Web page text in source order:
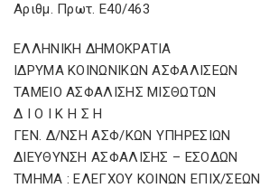
Αριθμ. Πρωτ. Ε40/463
ΕΛΛΗΝΙΚΗ ΔΗΜΟΚΡΑΤΙΑ
ΙΔΡΥΜΑ ΚΟΙΝΩΝΙΚΩΝ ΑΣΦΑΛΙΣΕΩΝ
ΤΑΜΕΙΟ ΑΣΦΑΛΙΣΗΣ ΜΙΣΘΩΤΩΝ
Δ Ι Ο Ι Κ Η Σ Η
ΓΕΝ. Δ/ΝΣΗ ΑΣΦ/ΚΩΝ ΥΠΗΡΕΣΙΩΝ
ΔΙΕΥΘΥΝΣΗ ΑΣΦΑΛΙΣΗΣ – ΕΣΟΔΩΝ
ΤΜΗΜΑ : ΕΛΕΓΧΟΥ ΚΟΙΝΩΝ ΕΠΙΧ/ΣΕΩΝ